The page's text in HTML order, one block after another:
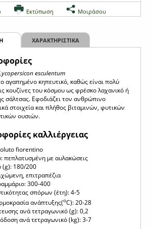
Εκτύπωση Μοιράσου
ΧΑΡΑΚΤΗΡΙΣΤΙΚΑ
esculentum
αγαπημένο κηπευτικό, καθώς είναι πολύ
κουζίνες του κόσμου ως φρέσκο λαχανικό ή
σάλτσας. Εφοδιάζει τον ανθρώπινο
στοιχεία και πλήθος βιταμινών, φυτικών
ουσιών.
καλλιέργειας
fiorentino
πεπλατυσμένη με αυλακώσεις
(g): 180/200
επιτραπέζια
300-400
σπόρων (έτη): 4-5
ανάπτυξης(οC): 20-28
ανά τετραγωνικό (g): 0,2
ανά τετραγωνικό (kg): 3-7